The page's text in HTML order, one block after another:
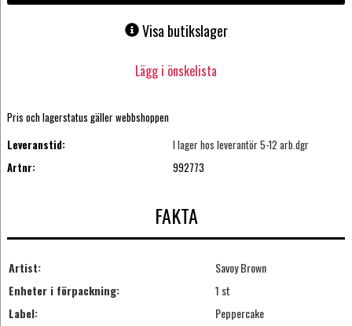
Visa butikslager
Lägg i önskelista
Pris och lagerstatus gäller webbshoppen
Leveranstid:
I lager hos leverantör 5-12 arb.dgr
Artnr:
992773
FAKTA
Artist:
Savoy Brown
Enheter i förpackning:
1 st
Label:
Peppercake